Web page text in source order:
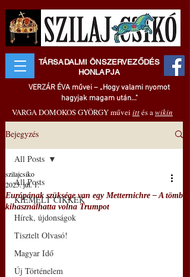
TÁRSADALMI ÖNSZERVEZŐDÉS
HONLAPJA
VERZÁR ÉVA művei – „Hogy valami nyomot
hagyjak magam után..."
VARGA DOMOKOS GYÖRGY művei ittés awikin
Bejegyzés
All Posts
KIEMELT CIKKEK
Hírek, újdonságok
Tisztelt Olvasó!
Magyar Idő
Új Történelem
All Posts
Európának szüksége van egy Metternichre – A tömb
kihasználhatta volna Trumpot
szilajcsiko
2025. júl. 1.